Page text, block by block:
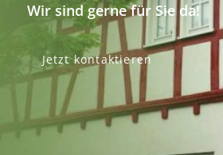
Wir sind gerne für Sie da!
Jetzt kontaktieren